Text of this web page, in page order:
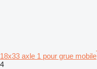
18x33 axle 1 pour grue mobile
4